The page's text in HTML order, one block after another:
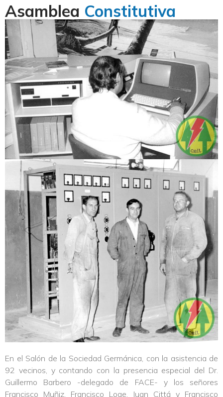
Asamblea Constitutiva
En el Salón de la Sociedad Germánica, con la asistencia de
92 vecinos, y contando con la presencia especial del Dr.
Guillermo Barbero -delegado de FACE- y los señores
Francisco Muñiz, Francisco Loge, Juan Cittá y Francisco